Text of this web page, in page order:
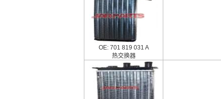
OE: 701 819 031 A
热交换器